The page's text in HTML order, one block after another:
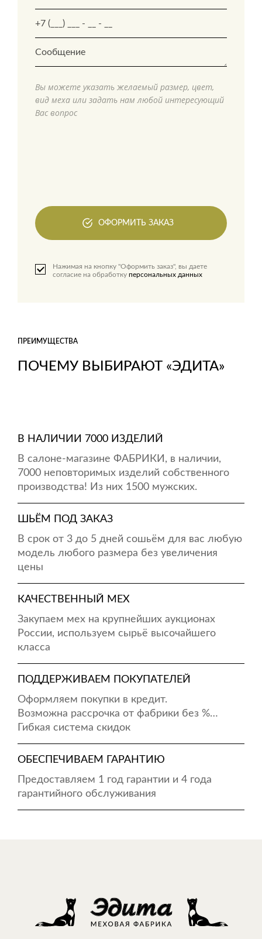
Вы можете указать желаемый размер, цвет,
вид меха или задать нам любой интересующий
Вас вопрос
ОФОРМИТЬ ЗАКАЗ
Нажимая на кнопку "Оформить заказ", вы даете
согласие на обработку персональных данных
ПОЧЕМУ ВЫБИРАЮТ «ЭДИТА»
ПРЕИМУЩЕСТВА
В НАЛИЧИИ 7000 ИЗДЕЛИЙ
В салоне-магазине ФАБРИКИ, в наличии,
7000 неповторимых изделий собственного
производства! Из них 1500 мужских.
ШЬЁМ ПОД ЗАКАЗ
В срок от 3 до 5 дней сошьём для вас любую
модель любого размера без увеличения
цены
КАЧЕСТВЕННЫЙ МЕХ
Закупаем мех на крупнейших аукционах
России, используем сырьё высочайшего
класса
ПОДДЕРЖИВАЕМ ПОКУПАТЕЛЕЙ
Оформляем покупки в кредит.
Возможна рассрочка от фабрики без %…
Гибкая система скидок
ОБЕСПЕЧИВАЕМ ГАРАНТИЮ
Предоставляем 1 год гарантии и 4 года
гарантийного обслуживания